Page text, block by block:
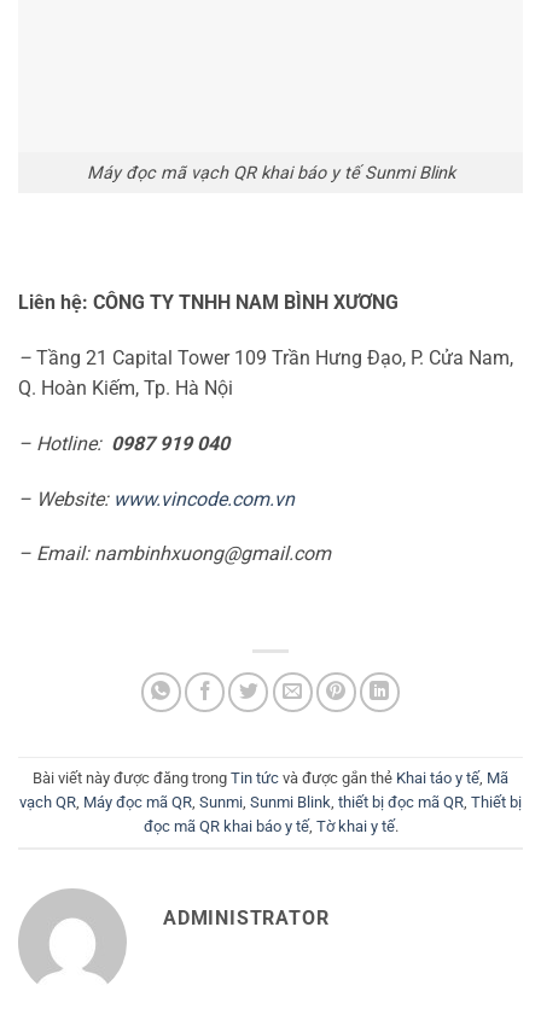
Máy đọc mã vạch QR khai báo y tế Sunmi Blink
Liên hệ: CÔNG TY TNHH NAM BÌNH XƯƠNG
– Tầng 21 Capital Tower 109 Trần Hưng Đạo, P. Cửa Nam,
Q. Hoàn Kiếm, Tp. Hà Nội
– Hotline: 0987 919 040
– Website: www.vincode.com.vn
– Email: nambinhxuong@gmail.com
Bài viết này được đăng trong Tin tức và được gắn thẻ Khai táo y tế, Mã
vạch QR Máy đọc mã QR Sunmi Sunmi Blink thiết bị đọc mã QR Thiết bị
đọc mã QR khai báo y tế, Tờ khai y tế.
ADMINISTRATOR